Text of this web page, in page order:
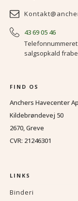
43 69 05 46
salgsopkald
FIND OS
Anchers Havecenter
Kildebrøndevej 50
2670, Greve
CVR: 21246301
LINKS
Binderi